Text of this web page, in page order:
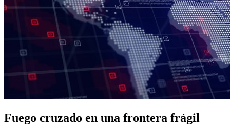
Fuego cruzado en una frontera frágil